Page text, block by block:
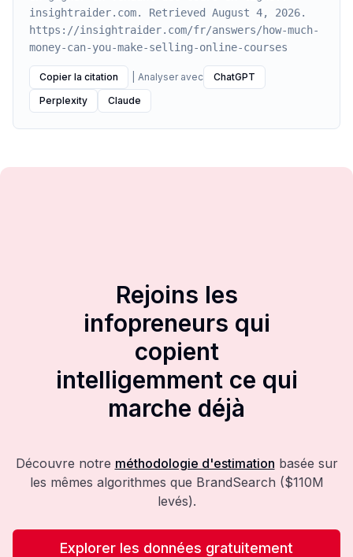
insightraider.com. Retrieved August 4, 2026.
https://insightraider.com/fr/answers/how-much-
money-can-you-make-selling-online-courses
Copier la citation Analyser avec
ChatGPT
Perplexity
Claude
Rejoins les
infopreneurs qui
copient
intelligemment ce qui
marche déjà
Découvre notre méthodologie d'estimation basée sur
les mêmes algorithmes que BrandSearch ($110M
levés).
Explorer les données gratuitement